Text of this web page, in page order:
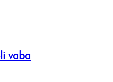
vaba